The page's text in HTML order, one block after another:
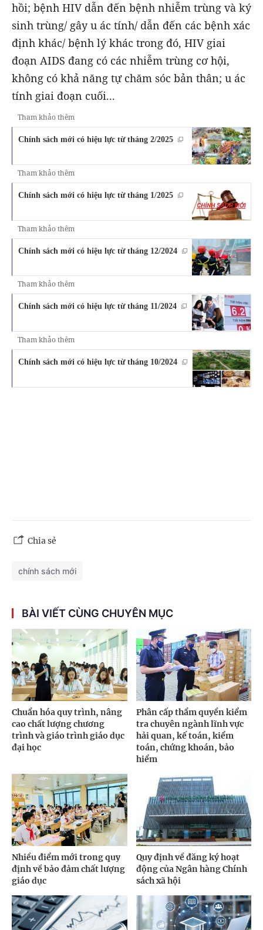
hồi; bệnh HIV dẫn đến bệnh nhiễm trùng và ký
sinh trùng/ gây u ác tính/ dẫn đến các bệnh xác
định khác/ bệnh lý khác trong đó, HIV giai
đoạn AIDS đang có các nhiễm trùng cơ hội,
không có khả năng tự chăm sóc bản thân; u ác
tính giai đoạn cuối...
Tham khảo thêm
Chính sách mới có hiệu lực từ tháng 2/2025
Tham khảo thêm
Chính sách mới có hiệu lực từ tháng 1/2025
Tham khảo thêm
Chính sách mới có hiệu lực từ tháng 12/2024
Tham khảo thêm
Chính sách mới có hiệu lực từ tháng 11/2024
Tham khảo thêm
Chính sách mới có hiệu lực từ tháng 10/2024
Chia sẻ
chính sách mới
BÀI VIẾT CÙNG CHUYÊN MỤC
Chuẩn hóa quy trình, nâng
cao chất lượng chương
trình và giáo trình giáo dục
đại học
Phân cấp thẩm quyền kiểm
tra chuyên ngành lĩnh vực
hải quan, kế toán, kiểm
toán, chứng khoán, bảo
hiểm
Nhiều điểm mới trong quy
định về bảo đảm chất lượng
giáo dục
Quy định về đăng ký hoạt
động của Ngân hàng Chính
sách xã hội